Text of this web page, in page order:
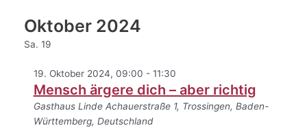
Oktober 2024
Sa. 19
19. Oktober 2024, 09:00 - 11:30
Mensch ärgere dich – aber richtig
Gasthaus Linde Achauerstraße 1, Trossingen, Baden-
Württemberg, Deutschland